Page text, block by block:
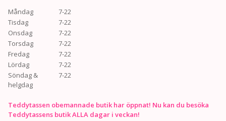
Måndag
7-22
Tisdag
7-22
Onsdag
7-22
Torsdag
7-22
Fredag
7-22
Lördag
7-22
Söndag &
helgdag
7-22
Teddytassen obemannade butik har öppnat! Nu kan du besöka
Teddytassens butik ALLA dagar i veckan!